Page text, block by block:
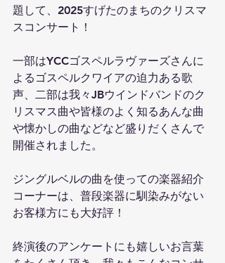
題して、2025すげたのまちのクリスマ
スコンサート！
一部はYCCゴスペルラヴァーズさんに
よるゴスペルクワイアの迫力ある歌
声、二部は我々JBウインドバンドのク
リスマス曲や皆様のよく知るあんな曲
や懐かしの曲などなど盛りだくさんで
開催されました。
ジングルベルの曲を使っての楽器紹介
コーナーは、普段楽器に馴染みがない
お客様方にも大好評！
終演後のアンケートにも嬉しいお言葉